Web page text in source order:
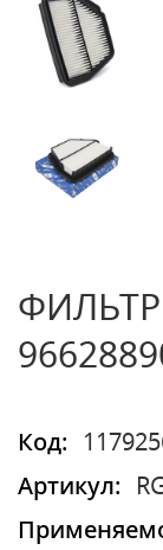
Код:
Артикул: